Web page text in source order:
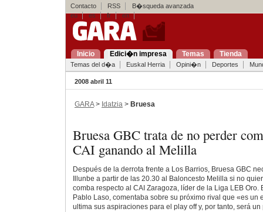
Contacto RSS
B�squeda avanzada
eu
es fr en
Inicio Edici�n impresa Temas Tienda
Temas del d�a Euskal Herria Opini�n Deportes
2008 abril 11
GARA> Idatzia > Bruesa
Bruesa GBC trata de no perder
CAI ganando al Melilla
Después de la derrota frente a Los Barrios, Bruesa GBC
Illunbe a partir de las 20.30 al Baloncesto Melilla si no
comba respecto al CAI Zaragoza, líder de la Liga LEB Oro.
Pablo Laso, comentaba sobre su próximo rival que «es un
ultima sus aspiraciones para el play off y, por tanto, será